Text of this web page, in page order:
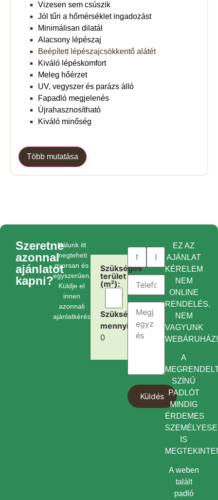
Vizesen sem csúszik
Jól tűri a hőmérséklet ingadozást
Minimálisan dilatál
Alacsony lépészaj
Beépített lépészajcsökkentő alátét
Kiváló lépéskomfort
Meleg hőérzet
UV, vegyszer és parázs álló
Fapadló megjelenés
Újrahasznosítható
Kiváló minőség
Több mutatása
Szeretne
azonnal
ajánlatot
kapni?
Nálunk itt
megteheti
gyorsan és
egyszerűen.
Küldje el
innen
azonnali
ajánlatkérését.
Szükséges
terület
(m²):
Szükséges
mennyiség:
0
EZ AZ
AJÁNLAT
KÉRELEM
NEM
ONLINE
RENDELÉS.
NEM
VAGYUNK
WEBÁRUHÁZ!
A
SZÍNŰ
PADLÓT
MINDIG
ÉRDEMES
IS
A weben
talált
padló